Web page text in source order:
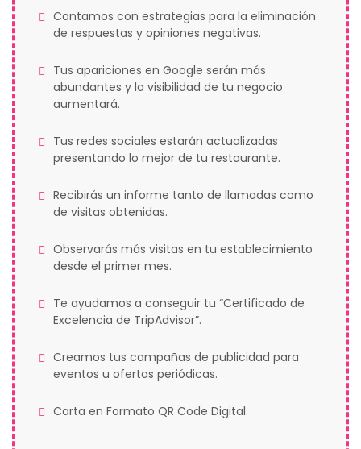
Contamos con estrategias para la eliminación
de respuestas y opiniones negativas.
Tus apariciones en Google serán más
abundantes y la visibilidad de tu negocio
aumentará.
Tus redes sociales estarán actualizadas
presentando lo mejor de tu restaurante.
Recibirás un informe tanto de llamadas como
de visitas obtenidas.
Observarás más visitas en tu establecimiento
desde el primer mes.
Te ayudamos a conseguir tu “Certificado de
Excelencia de TripAdvisor”.
Creamos tus campañas de publicidad para
eventos u ofertas periódicas.
Carta en Formato QR Code Digital.